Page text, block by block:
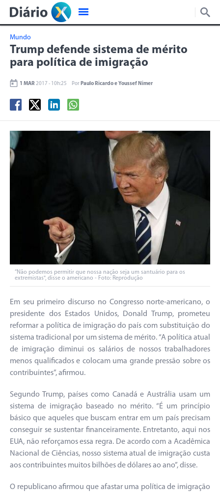
Mundo
Trump defende sistema de mérito
para política de imigração
1 MAR 2017 - 10h:25 Por Paulo Ricardo e Youssef Nimer
“Não podemos permitir que nossa nação seja um santuário para os
extremistas", disse o americano - Foto: Reprodução
Em seu primeiro discurso no Congresso norte-americano, o
presidente dos Estados Unidos, Donald Trump, prometeu
reformar a política de imigração do país com substituição do
sistema tradicional por um sistema de mérito. “A política atual
de imigração diminui os salários de nossos trabalhadores
menos qualificados e colocam uma grande pressão sobre os
contribuintes”, afirmou.
Segundo Trump, países como Canadá e Austrália usam um
sistema de imigração baseado no mérito. “É um princípio
básico que aqueles que buscam entrar em um país precisam
conseguir se sustentar financeiramente. Entretanto, aqui nos
EUA, não reforçamos essa regra. De acordo com a Acadêmica
Nacional de Ciências, nosso sistema atual de imigração custa
aos contribuintes muitos bilhões de dólares ao ano”, disse.
O republicano afirmou que afastar uma política de imigração